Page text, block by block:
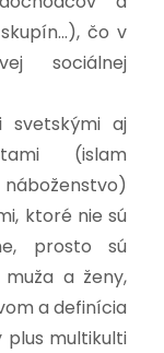
čo v
sociálnej
svetskými aj
(islam
ktoré nie sú
prosto sú
a ženy,
a definícia
plus multikulti